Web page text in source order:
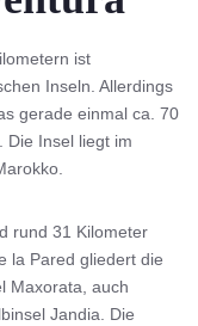
ist
Inseln. Allerdings
gerade einmal ca. 70
Die Insel liegt im
rund 31 Kilometer
la Pared gliedert die
Maxorata, auch
Jandia. Die